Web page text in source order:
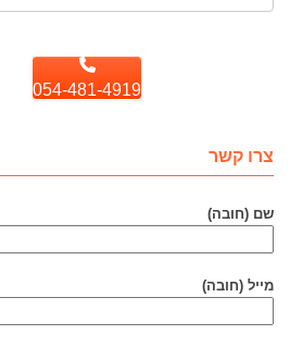
054-481-4919
צרו קשר
שם (חובה)
מייל (חובה)